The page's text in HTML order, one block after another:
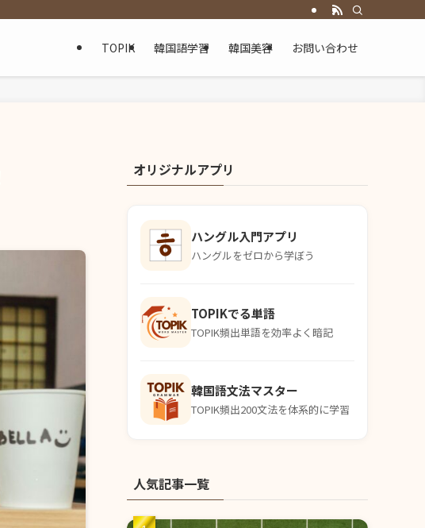
TOPIK 韓国語学習 韓国美容 お問い合わせ
オリジナルアプリ
ハングル入門アプリ
ハングルをゼロから学ぼう
TOPIKでる単語
TOPIK頻出単語を効率よく暗記
韓国語文法マスター
TOPIK頻出200文法を体系的に学習
人気記事一覧